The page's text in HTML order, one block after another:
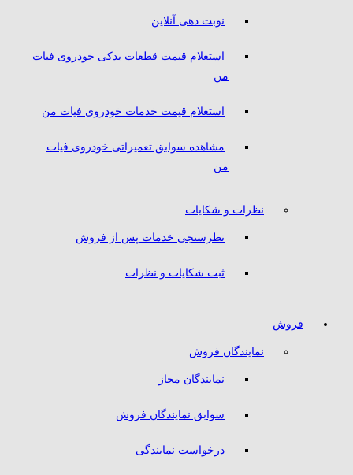
نوبت دهی آنلاین
استعلام قیمت قطعات یدکی خودروی فیات
من
استعلام قیمت خدمات خودروی فیات من
مشاهده سوابق تعمیراتی خودروی فیات
من
نظرات و شکایات
نظرسنجی خدمات پس از فروش
ثبت شکایات و نظرات
فروش
نمایندگان فروش
نمایندگان مجاز
سوابق نمایندگان فروش
درخواست نمایندگی